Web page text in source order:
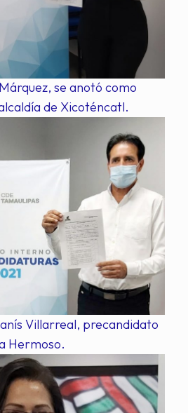
se anotó como
de Xicoténcatl.
Villarreal, precandidato
Hermoso.